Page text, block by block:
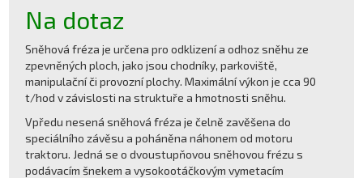
Na dotaz
Sněhová fréza je určena pro odklizení a odhoz sněhu ze
zpevněných ploch, jako jsou chodníky, parkoviště,
manipulační či provozní plochy. Maximální výkon je cca 90
t/hod v závislosti na struktuře a hmotnosti sněhu.
Vpředu nesená sněhová fréza je čelně zavěšena do
speciálního závěsu a poháněna náhonem od motoru
traktoru. Jedná se o dvoustupňovou sněhovou frézu s
podávacím šnekem a vysokootáčkovým vymetacím